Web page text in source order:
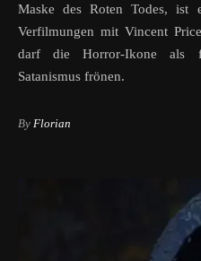
Maske des Roten Todes, ist
Verfilmungen mit Vincent
darf die Horror-Ikone als
Satanismus frönen.
By Florian